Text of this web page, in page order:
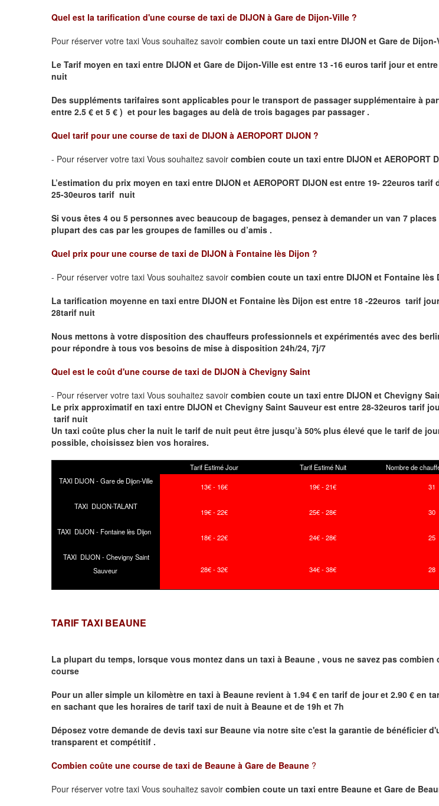
Quel est la tarification d'une course de taxi de DIJON à Gare de Dijon-Ville ?
Pour réserver votre taxi Vous souhaitez savoir combien coute un taxi entre DIJON et Gare de
Le Tarif moyen en taxi entre DIJON et Gare de Dijon-Ville est entre 13 -16 euros tarif jour et
nuit
Des suppléments tarifaires sont applicables pour le transport de passager supplémentaire à
entre 2.5 € et 5 € ) et pour les bagages au delà de trois bagages par passager .
Quel tarif pour une course de taxi de DIJON à AEROPORT DIJON ?
- Pour réserver votre taxi Vous souhaitez savoir combien coute un taxi entre DIJON et AEROPORT
L’estimation du prix moyen en taxi entre DIJON et AEROPORT DIJON est entre 19- 22euros tarif
25-30euros tarif nuit
Si vous êtes 4 ou 5 personnes avec beaucoup de bagages, pensez à demander un van 7
plupart des cas par les groupes de familles ou d’amis .
Quel prix pour une course de taxi de DIJON à Fontaine lès Dijon ?
- Pour réserver votre taxi Vous souhaitez savoir combien coute un taxi entre DIJON et Fontaine lès
La tarification moyenne en taxi entre DIJON et Fontaine lès Dijon est entre 18 -22euros tarif
28tarif nuit
Nous mettons à votre disposition des chauffeurs professionnels et expérimentés avec des
pour répondre à tous vos besoins de mise à disposition 24h/24, 7j/7
Quel est le coût d'une course de taxi de DIJON à Chevigny Saint
- Pour réserver votre taxi Vous souhaitez savoir combien coute un taxi entre DIJON et Chevigny
Le prix approximatif en taxi entre DIJON et Chevigny Saint Sauveur est entre 28-32euros tarif
tarif nuit
Un taxi coûte plus cher la nuit le tarif de nuit peut être jusqu’à 50% plus élevé que le tarif de
possible, choisissez bien vos horaires.
Tarif Estimé Jour Tarif Estimé Nuit
Nombre de
TAXI DIJON - Gare de Dijon-Ville
13€ - 16€ 19€ - 21€ 31
TAXI DIJON-TALANT
19€ - 22€ 25€ - 28€ 30
TAXI DIJON - Fontaine lès Dijon
18€ - 22€ 24€ - 28€ 25
TAXI DIJON - Chevigny Saint
Sauveur
28€ - 32€ 34€ - 38€ 28
TARIF TAXI BEAUNE
La plupart du temps, lorsque vous montez dans un taxi à Beaune , vous ne savez pas combien
course
Pour un aller simple un kilomètre en taxi à Beaune revient à 1.94 € en tarif de jour et 2.90 € en
en sachant que les horaires de tarif taxi de nuit à Beaune et de 19h et 7h
Déposez votre demande de devis taxi sur Beaune via notre site c'est la garantie de bénéficier
transparent et compétitif .
Combien coûte une course de taxi de Beaune à Gare de Beaune ?
Pour réserver votre taxi Vous souhaitez savoir combien coute un taxi entre Beaune et Gare de